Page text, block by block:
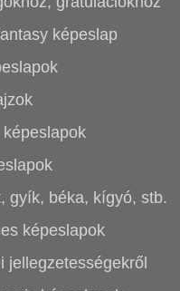
képeslap
gyík, béka, kígyó, stb.
képeslapok
jellegzetességekről